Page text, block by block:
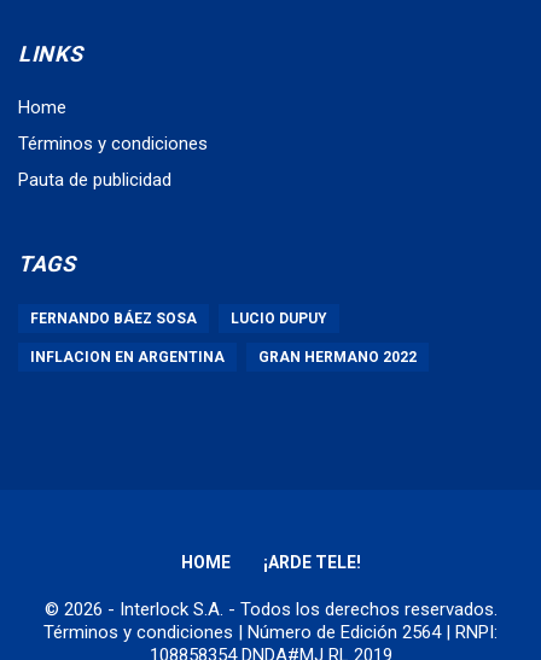
LINKS
Home
Términos y condiciones
Pauta de publicidad
TAGS
FERNANDO BÁEZ SOSA LUCIO DUPUY
INFLACION EN ARGENTINA GRAN HERMANO 2022
HOME ¡ARDE TELE!
© 2026 - Interlock S.A. - Todos los derechos reservados.
Términos y condiciones | Número de Edición 2564 | RNPI:
108858354 DNDA#MJ RL 2019